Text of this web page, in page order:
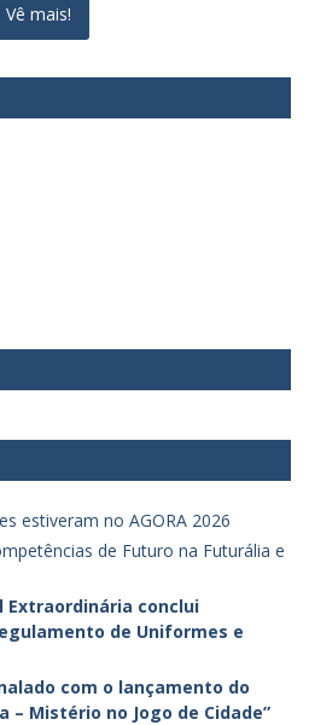
Vê mais!
estiveram no AGORA 2026
de Futuro na Futurália e
Extraordinária conclui
de Uniformes e
com o lançamento do
– Mistério no Jogo de Cidade”